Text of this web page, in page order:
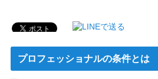
プロフェッショナルの条件とは